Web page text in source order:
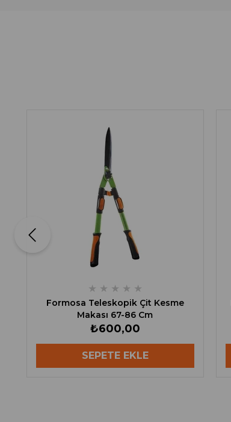
★ ★ ★ ★ ★
Formosa Teleskopik Çit Kesme
Makası 67-86 Cm
₺600,00
SEPETE EKLE